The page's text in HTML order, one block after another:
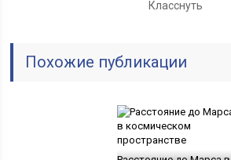
Класснуть
Похожие публикации